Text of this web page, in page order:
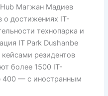
Hub Магжан Мадиев
о достижениях IT-
технопарка и
IT Park Dushanbe
резидентов
более 1500 IT-
400 — с иностранным